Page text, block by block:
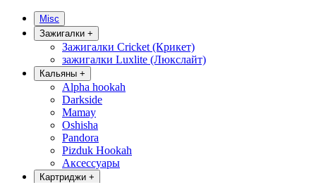
Misc
Зажигалки +
Зажигалки Cricket (Крикет)
зажигалки Luxlite (Люкслайт)
Кальяны +
Alpha hookah
Darkside
Mamay
Oshisha
Pandora
Pizduk Hookah
Аксессуары
Картриджи +